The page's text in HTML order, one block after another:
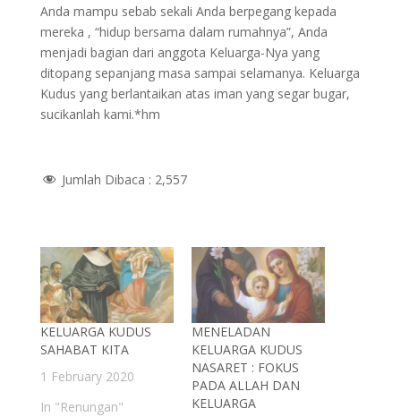
Anda mampu sebab sekali Anda berpegang kepada
mereka , “hidup bersama dalam rumahnya”, Anda
menjadi bagian dari anggota Keluarga-Nya yang
ditopang sepanjang masa sampai selamanya. Keluarga
Kudus yang berlantaikan atas iman yang segar bugar,
sucikanlah kami.*hm
Jumlah Dibaca : 2,557
KELUARGA KUDUS
SAHABAT KITA
1 February 2020
In "Renungan"
MENELADAN
KELUARGA KUDUS
NASARET : FOKUS
PADA ALLAH DAN
KELUARGA